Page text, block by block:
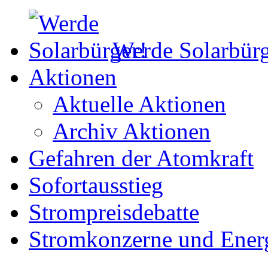
Werde
Aktionen
Aktuelle Aktionen
Archiv Aktionen
Gefahren der Atomkraft
Sofortausstieg
Strompreisdebatte
Stromkonzerne und